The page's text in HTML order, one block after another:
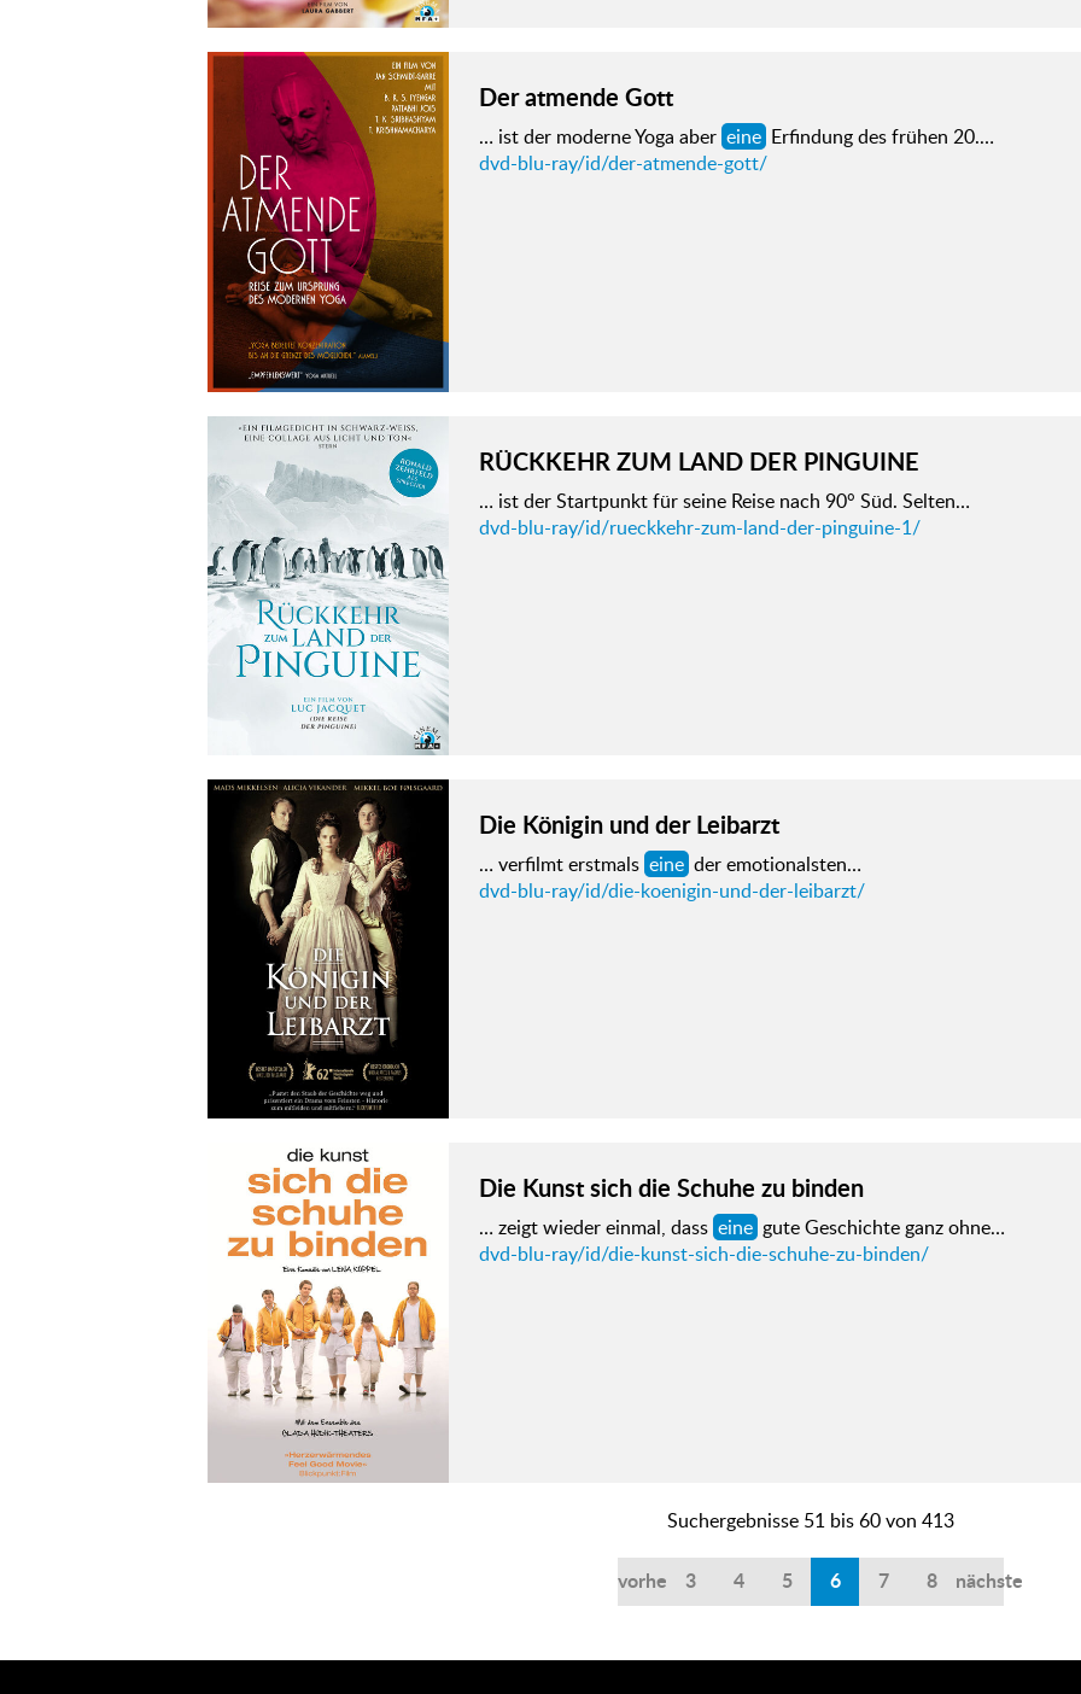
Der atmende Gott
… ist der moderne Yoga aber eine Erfindung des frühen 20.…
dvd-blu-ray/id/der-atmende-gott/
RÜCKKEHR ZUM LAND DER PINGUINE
… ist der Startpunkt für seine Reise nach 90° Süd. Selten…
dvd-blu-ray/id/rueckkehr-zum-land-der-pinguine-1/
Die Königin und der Leibarzt
… verfilmt erstmals eine der emotionalsten…
dvd-blu-ray/id/die-koenigin-und-der-leibarzt/
Die Kunst sich die Schuhe zu binden
… zeigt wieder einmal, dass eine gute Geschichte ganz ohne…
dvd-blu-ray/id/die-kunst-sich-die-schuhe-zu-binden/
Suchergebnisse 51 bis 60 von 413
vorherige
3 4 5 6 7 8 nächste